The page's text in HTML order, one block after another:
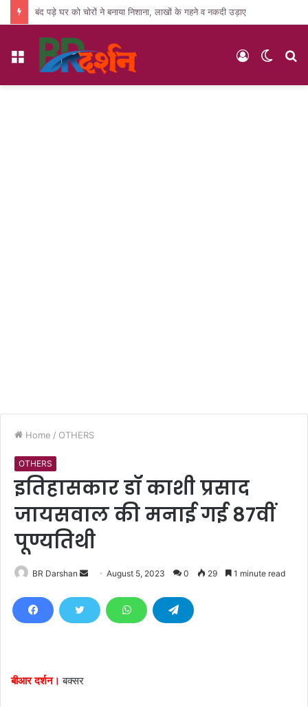
बंद पड़े घर को चोरों ने बनाया निशाना, लाखों के गहने व नकदी उड़ाए
Menu
Switch
Log
Home / OTHERS
OTHERS
इतिहासकार डॉ काशी प्रसाद
जायसवाल की मनाई गई 87वीं
पूण्यतिथी
BR Darshan
d
August 5, 2023 0 29 1 minute read
बीआर दर्शन। बक्सर